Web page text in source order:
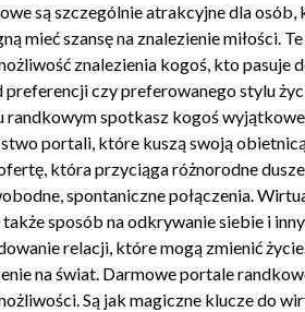
są szczególnie atrakcyjne dla osób,
mieć szansę na znalezienie
znalezienia kogoś, kto pasuje
preferencji czy preferowanego stylu
randkowym spotkasz kogoś
portali, które kuszą swoją
która przyciąga różnorodne
spontaniczne połączenia.
sposób na odkrywanie siebie i
relacji, które mogą zmienić
na świat. Darmowe portale
Są jak magiczne klucze do